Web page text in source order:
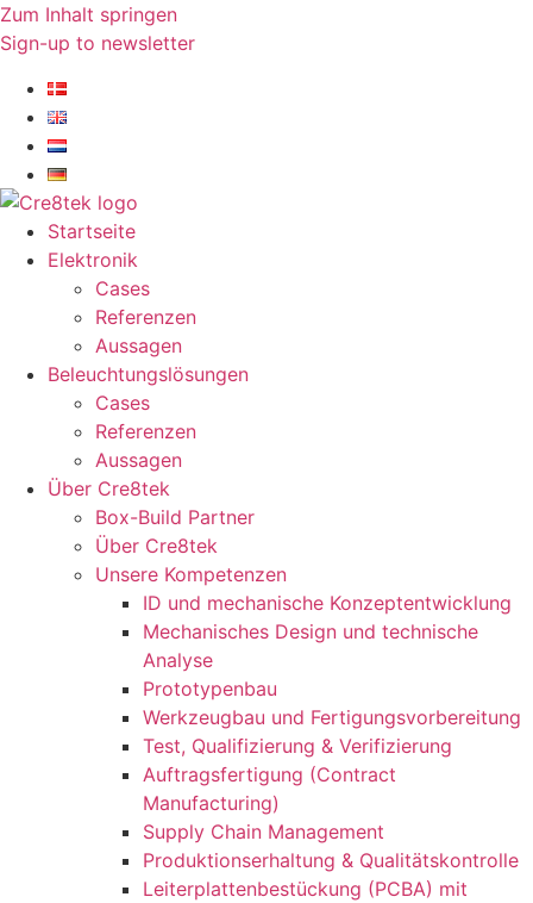
Zum Inhalt springen
Sign-up to newsletter​
Startseite
Elektronik
Cases
Referenzen
Aussagen
Beleuchtungslösungen
Cases
Referenzen
Aussagen
Über Cre8tek
Box-Build Partner
Über Cre8tek
Unsere Kompetenzen
ID und mechanische Konzeptentwicklung
Mechanisches Design und technische
Analyse
Prototypenbau
Werkzeugbau und Fertigungsvorbereitung
Test, Qualifizierung & Verifizierung
Auftragsfertigung (Contract
Manufacturing)
Supply Chain Management
Produktionserhaltung & Qualitätskontrolle
Leiterplattenbestückung (PCBA) mit